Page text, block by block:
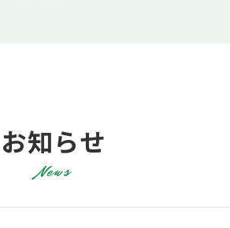
お知らせ
News